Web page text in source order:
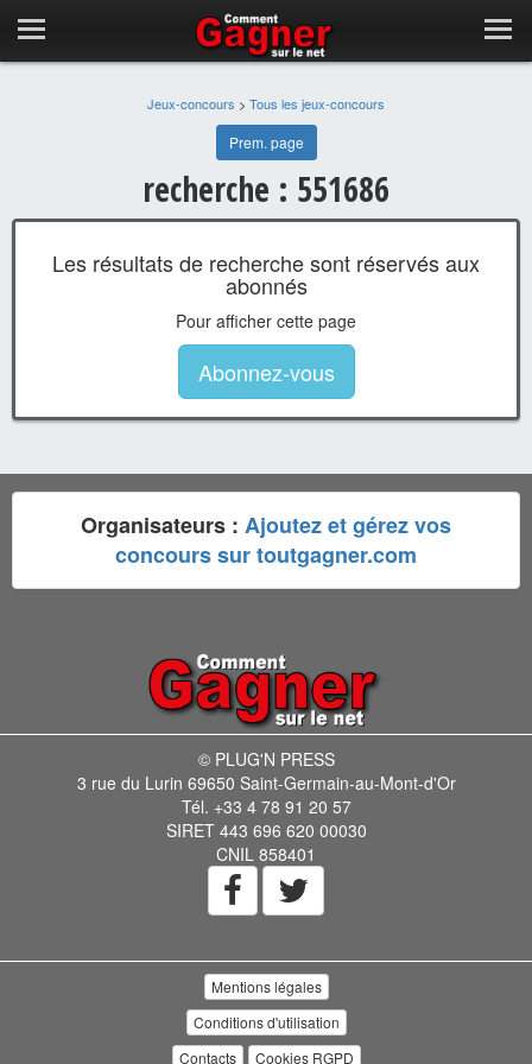
Jeux-concours > Tous les jeux-concours
Prem. page
recherche : 551686
Les résultats de recherche sont réservés aux
abonnés
Pour afficher cette page
Abonnez-vous
Organisateurs : Ajoutez et gérez vos
concours sur toutgagner.com
© PLUG'N PRESS
3 rue du Lurin 69650 Saint-Germain-au-Mont-d'Or
Tél. +33 4 78 91 20 57
SIRET 443 696 620 00030
CNIL 858401
Mentions légales
Conditions d'utilisation
Contacts
Cookies RGPD